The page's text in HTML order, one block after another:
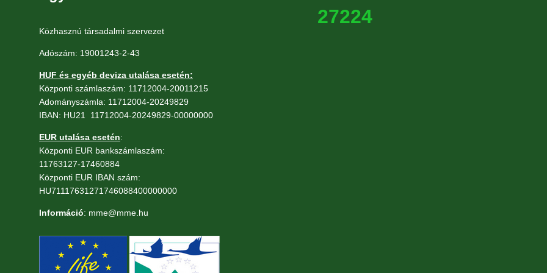
Közhasznú társadalmi szervezet
Adószám: 19001243-2-43
HUF és egyéb deviza utalása esetén:
Központi számlaszám: 11712004-20011215
Adományszámla: 11712004-20249829
IBAN: HU21 11712004-20249829-00000000
EUR utalása esetén:
Központi EUR bankszámlaszám:
11763127-17460884
Központi EUR IBAN szám:
HU71117631271746088400000000
Információ: mme@mme.hu
27224